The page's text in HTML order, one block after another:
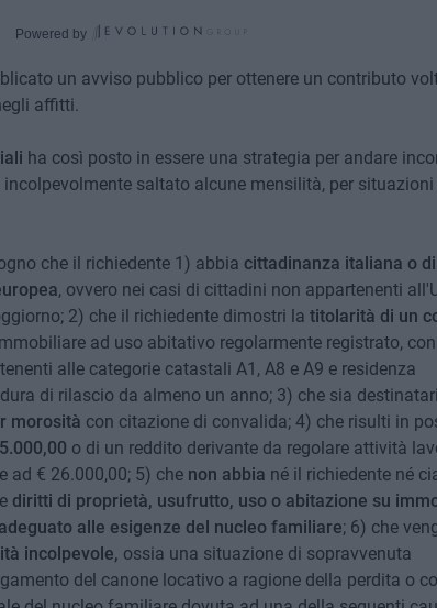
Powered by
un avviso pubblico per ottenere un contributo
affitti.
ha così posto in essere una strategia per andare
saltato alcune mensilità, per situazioni
che il richiedente 1) abbia cittadinanza italiana o
, ovvero nei casi di cittadini non appartenenti
2) che il richiedente dimostri la titolarità di un
ad uso abitativo regolarmente registrato, con
alle categorie catastali A1, A8 e A9 e residenza
di rilascio da almeno un anno; 3) che sia
morosità con citazione di convalida; 4) che risulti in
o di un reddito derivante da regolare attività
ad € 26.000,00; 5) che non abbia né il richiedente né
diritti di proprietà, usufrutto, uso o abitazione su
alle esigenze del nucleo familiare; 6) che
incolpevole, ossia una situazione di sopravvenuta
del canone locativo a ragione della perdita o